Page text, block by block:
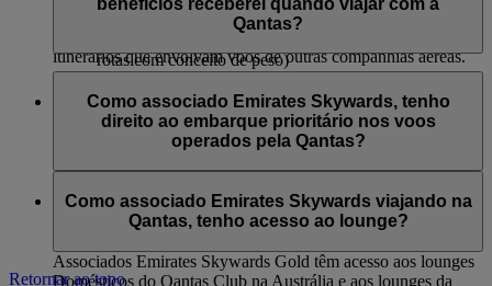
pela flydubai. Este benefício não se aplica a voos codeshare
operados por outras companhias aéreas e no caso de
itinerários que envolvam voos de outras companhias aéreas.
Embarque prioritário
Check-in na Classe Executiva
rotas com conceito de peso)
Qantas Club Domestic
Embarque prioritário
Entrega prioritária de bagagem
Qantas?
operados pela Qantas terão acesso a:
Check-in na Classe Econômica Premium (se
Franquia de bagagem adicional de 12 kg (somente nas
rotas com conceito de limite de peso)
Como associado Emirates Skywards, tenho
direito ao embarque prioritário nos voos
operados pela Qantas?
Skywards Platinum e Gold.
Como associado Emirates Skywards viajando na
Qantas, tenho acesso ao lounge?
Associados Emirates Skywards Gold têm acesso aos lounges
Domésticos do Qantas Club na Austrália e aos lounges da
Retornar ao topo